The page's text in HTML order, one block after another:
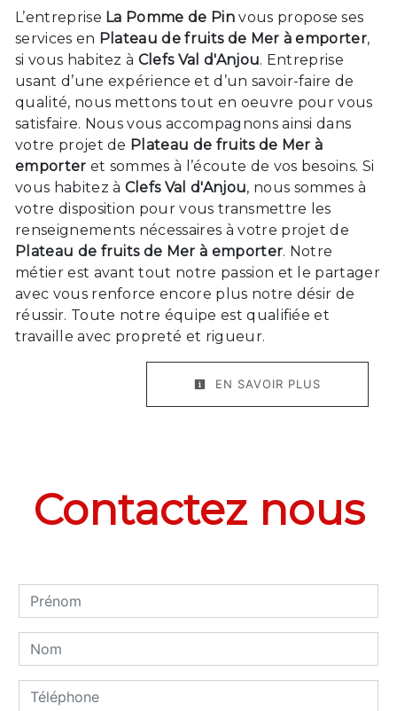
L’entreprise La Pomme de Pinvous propose ses
services en Plateau de fruits de Mer à emporter,
si vous habitez à Clefs Val d'Anjou. Entreprise
usant d’une expérience et d’un savoir-faire de
qualité, nous mettons tout en oeuvre pour vous
satisfaire. Nous vous accompagnons ainsi dans
votre projet de Plateau de fruits de Mer à
emporter et sommes à l’écoute de vos besoins. Si
vous habitez à Clefs Val d'Anjou, nous sommes à
votre disposition pour vous transmettre les
renseignements nécessaires à votre projet de
Plateau de fruits de Mer à emporter. Notre
métier est avant tout notre passion et le partager
avec vous renforce encore plus notre désir de
réussir. Toute notre équipe est qualifiée et
travaille avec propreté et rigueur.
EN SAVOIR PLUS
Contactez nous